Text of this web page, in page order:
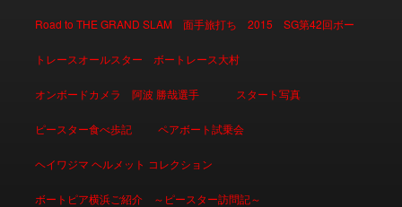
Road to THE GRAND SLAM 面手旅打ち 2015 SG第42回ボー
トレースオールスター ボートレース大村
オンボードカメラ 阿波 勝哉選手 スタート写真
ピースター食べ歩記 ペアボート試乗会
ヘイワジマ ヘルメット コレクション
ボートピア横浜ご紹介 ～ピースター訪問記～